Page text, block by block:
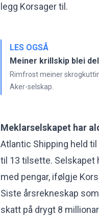
legg Korsager til.
LES OGSÅ
Meiner krillskip blei
Rimfrost meiner
Aker-selskap.
Meklarselskapet har
Atlantic Shipping held
til 13 tilsette. Selskapet
med pengar, ifølgje
Siste årsrekneskap
skatt på drygt 8